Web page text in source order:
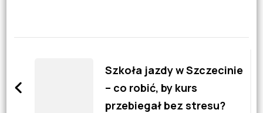
Szkoła jazdy w Szczecinie
– co robić, by kurs
przebiegał bez stresu?